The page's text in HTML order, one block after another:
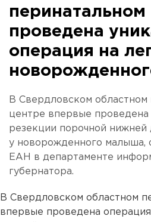
перинатальном
проведена
операция на
В Свердловском областном
центре впервые проведена
резекции порочной нижней
у новорожденного малыша,
ЕАН в департаменте
губернатора.
В Свердловском областном
впервые проведена